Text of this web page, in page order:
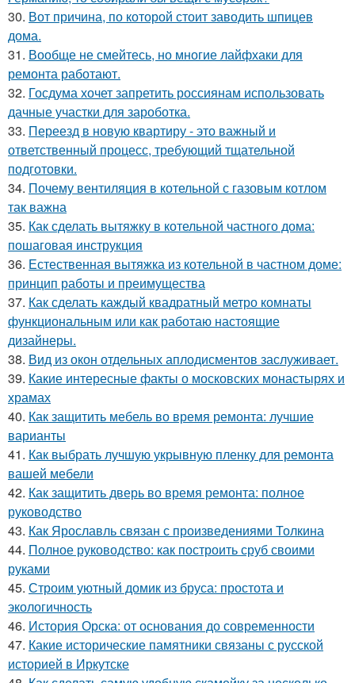
30. Вот причина, по которой стоит заводить шпицев
дома.
31. Вообще не смейтесь, но многие лайфхаки для
ремонта работают.
32. Госдума хочет запретить россиянам использовать
дачные участки для зароботка.
33. Переезд в новую квартиру - это важный и
ответственный процесс, требующий тщательной
подготовки.
34. Почему вентиляция в котельной с газовым котлом
так важна
35. Как сделать вытяжку в котельной частного дома:
пошаговая инструкция
36. Естественная вытяжка из котельной в частном доме:
принцип работы и преимущества
37. Как сделать каждый квадратный метро комнаты
функциональным или как работаю настоящие
дизайнеры.
38. Вид из окон отдельных аплодисментов заслуживает.
39. Какие интересные факты о московских монастырях и
храмах
40. Как защитить мебель во время ремонта: лучшие
варианты
41. Как выбрать лучшую укрывную пленку для ремонта
вашей мебели
42. Как защитить дверь во время ремонта: полное
руководство
43. Как Ярославль связан с произведениями Толкина
44. Полное руководство: как построить сруб своими
руками
45. Строим уютный домик из бруса: простота и
экологичность
46. История Орска: от основания до современности
47. Какие исторические памятники связаны с русской
историей в Иркутске